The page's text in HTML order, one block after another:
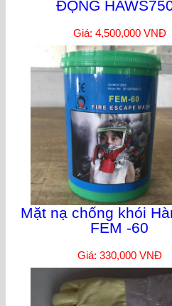
ĐỘNG
Giá: 4,500,000 VNĐ
Mặt nạ chống khói
FEM -60
Giá: 330,000 VNĐ